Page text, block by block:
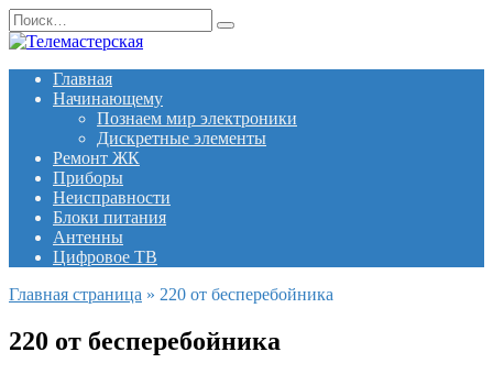
Перейти
к
Search
for:
Главная
Начинающему
Познаем мир электроники
Дискретные элементы
Ремонт ЖК
Приборы
Неисправности
Блоки питания
Антенны
Цифровое ТВ
Главная страница » 220 от бесперебойника
220 от бесперебойника